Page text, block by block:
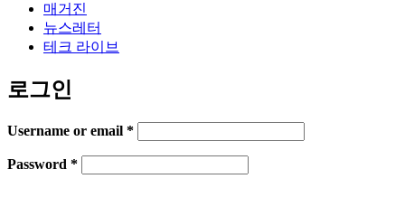
매거진
뉴스레터
테크 라이브
로그인
Username or email *
Password *